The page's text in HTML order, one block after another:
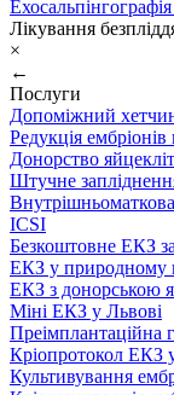
Лікування
×
←
Послуги
Допоміжний
Редукція ембріонів
Донорство
Штучне
Внутрішньоматкова
ICSI
Безкоштовне ЕКЗ
ЕКЗ у природному
ЕКЗ з донорською
Міні ЕКЗ у Львові
Преімплантаційна
Кріопротокол ЕКЗ
Культивування